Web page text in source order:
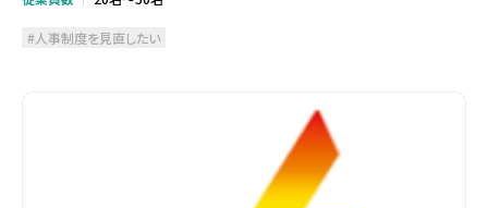
人事制度を見直したい